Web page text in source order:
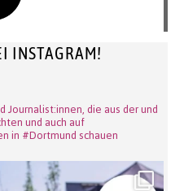
INSTAGRAM!
Journalist:innen, die aus der und
und auch auf
in #Dortmund schauen